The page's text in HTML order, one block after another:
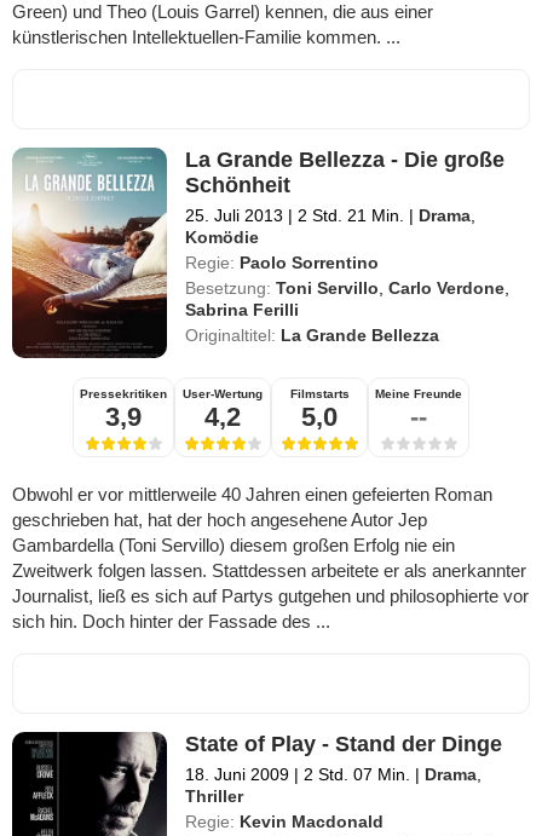
Green) und Theo (Louis Garrel) kennen, die aus einer
künstlerischen Intellektuellen-Familie kommen. ...
La Grande Bellezza - Die große
Schönheit
25. Juli 2013 | 2 Std. 21 Min. | Drama,
Komödie
Regie: Paolo Sorrentino
Besetzung: Toni Servillo,Carlo Verdone,
Sabrina Ferilli
Originaltitel: La Grande Bellezza
Pressekritiken
3,9
User-Wertung
4,2
Filmstarts
5,0
Meine Freunde
--
Obwohl er vor mittlerweile 40 Jahren einen gefeierten Roman
geschrieben hat, hat der hoch angesehene Autor Jep
Gambardella (Toni Servillo) diesem großen Erfolg nie ein
Zweitwerk folgen lassen. Stattdessen arbeitete er als anerkannter
Journalist, ließ es sich auf Partys gutgehen und philosophierte vor
sich hin. Doch hinter der Fassade des ...
State of Play - Stand der Dinge
18. Juni 2009 | 2 Std. 07 Min. | Drama
Thriller
Regie: Kevin Macdonald